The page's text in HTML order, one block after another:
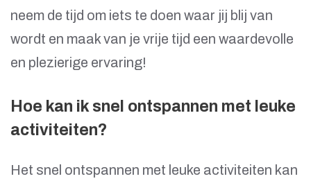
neem de tijd om iets te doen waar jij blij van
wordt en maak van je vrije tijd een waardevolle
en plezierige ervaring!
Hoe kan ik snel ontspannen met leuke
activiteiten?
Het snel ontspannen met leuke activiteiten kan